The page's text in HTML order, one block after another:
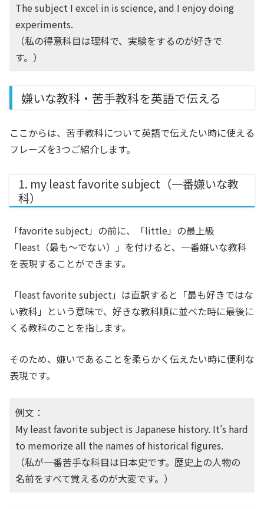
The subject I excel in is science, and I enjoy doing
experiments.
（私の得意科目は理科で、実験をするのが好きで
す。）
嫌いな教科・苦手教科を英語で伝える
ここからは、苦手教科について英語で伝えたい時に使える
フレーズを3つご紹介します。
1. my least favorite subject（一番嫌いな教
科）
「favorite subject」の前に、「little」の最上級
「least（最も～でない）」を付けると、一番嫌いな教科
を表現することができます。
「least favorite subject」は直訳すると「最も好きではな
い教科」という意味で、好きな教科順に並べた時に最後に
くる教科のことを指します。
そのため、嫌いであることを柔らかく伝えたい時に便利な
表現です。
例文：
My least favorite subject is Japanese history. It’s hard
to memorize all the names of historical figures.
（私が一番苦手な科目は日本史です。歴史上の人物の
名前をすべて覚えるのが大変です。）